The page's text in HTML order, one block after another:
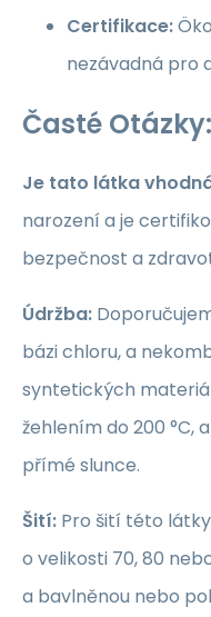
Certifikace:
nezávadná pro
Časté Otázky:
Je tato látka
narození a je
bezpečnost a
Údržba:
bázi chloru, a
syntetických
žehlením do 200 °C,
přímé slunce.
Šití: Pro šití této
o velikosti 70, 80
a bavlněnou nebo